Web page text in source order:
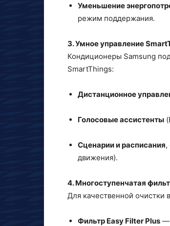
Уменьшение
режим поддержания.
3. Умное управление
Кондиционеры Samsung
SmartThings:
Дистанционное
Голосовые ассистенты
Сценарии и расписания,
движения).
4. Многоступенчатая
Для качественной очистки
Фильтр Easy Filter Plus —